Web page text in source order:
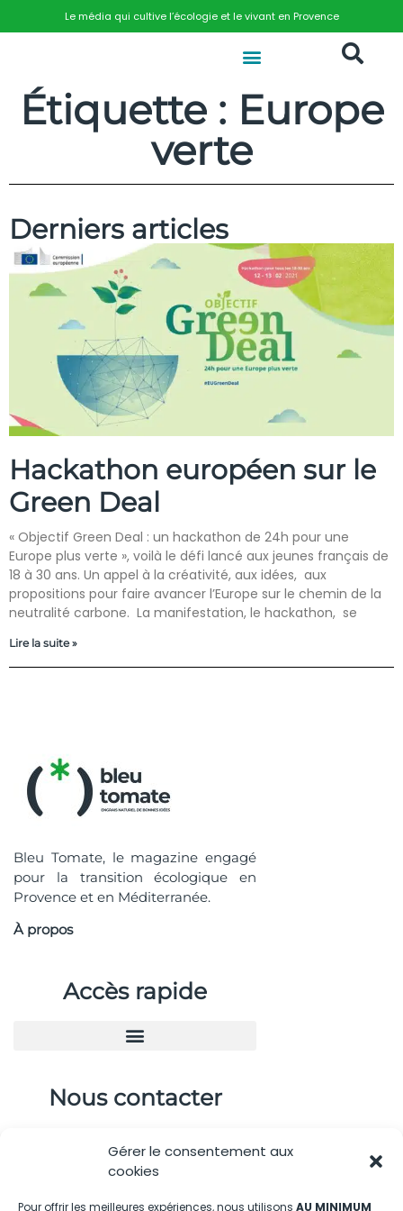
Gérer le consentement aux
cookies
Pour offrir les meilleures expériences, nous utilisons AU MINIMUM
Le média qui cultive l’écologie et le vivant en Provence
Étiquette : Europe
verte
Derniers articles
Hackathon européen sur le
Green Deal
« Objectif Green Deal : un hackathon de 24h pour une
Europe plus verte », voilà le défi lancé aux jeunes français de
18 à 30 ans. Un appel à la créativité, aux idées, aux
propositions pour faire avancer l’Europe sur le chemin de la
neutralité carbone. La manifestation, le hackathon, se
Lire la suite »
Bleu Tomate, le magazine engagé
pour la transition écologique en
Provence et en Méditerranée.
À propos
Accès rapide
Nous contacter
contactBT@bleu-tomate.fr